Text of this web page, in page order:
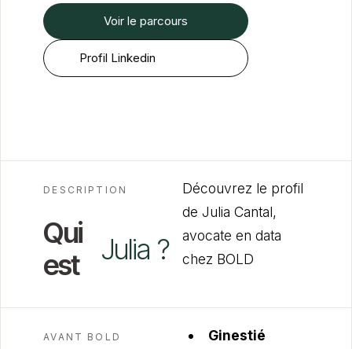
Voir le parcours
Profil Linkedin
DESCRIPTION
Qui
est
Julia ?
Découvrez le profil
de Julia Cantal,
avocate en data
chez BOLD
AVANT BOLD
Ginestié